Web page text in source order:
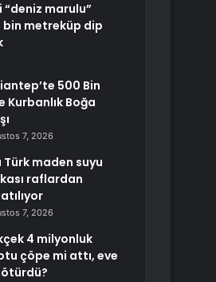
marulu”
bin metreküp dip
500 Bin
Kurbanlık Boğa
7, 2026
Türk maden suyu
raflardan
7, 2026
4 milyonluk
çöpe mi attı, eve